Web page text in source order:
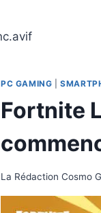
PC GAMING |
Fortnite
La Rédaction Cosmo